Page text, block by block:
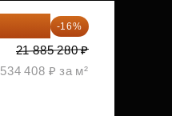
-16%
21 885 280 ₽
534 408 ₽ за м²